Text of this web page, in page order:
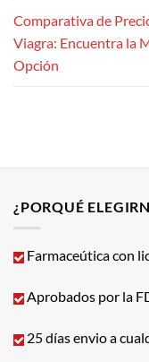
Comparativa de
Viagra: Encuentra la
Opción
¿PORQUÉ
Farmaceútica con
Aprobados por la
25 días envio a